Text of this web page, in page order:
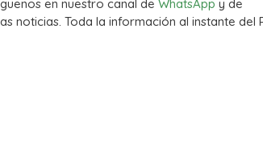
en nuestro canal de WhatsApp y de
noticias. Toda la información al instante del